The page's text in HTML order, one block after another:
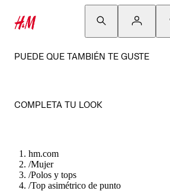
PUEDE QUE TAMBIÉN TE GUSTE
COMPLETA TU LOOK
hm.com
/Mujer
/Polos y tops
/Top asimétrico de punto